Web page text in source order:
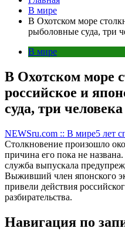
В мире
В Охотском море
рыболовные суда, три
В мире
В Охотском море
российское и
суда, три
NEWSru.com :: В мире5 лет
Столкновение произошло
причина его пока не
служба выпускала
Выживший член японского
привели действия
разбирательства.
Навигация по